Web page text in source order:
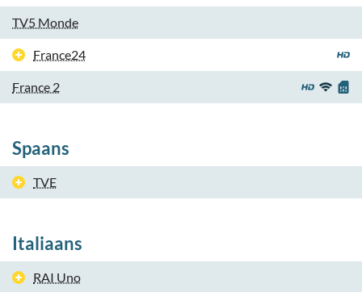
TV5 Monde
France24
France 2
Spaans
TVE
Italiaans
RAI Uno